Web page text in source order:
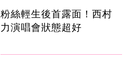
粉絲輕生後首露面！西村
力演唱會狀態超好